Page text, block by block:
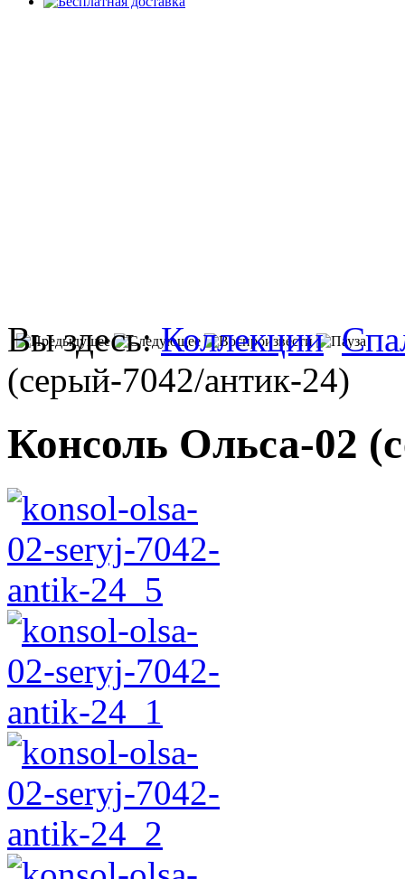
Вы здесь:Коллекции
(серый-7042/антик-24)
Консоль Ольса-02